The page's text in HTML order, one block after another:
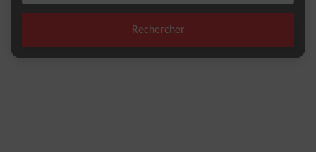
Rechercher